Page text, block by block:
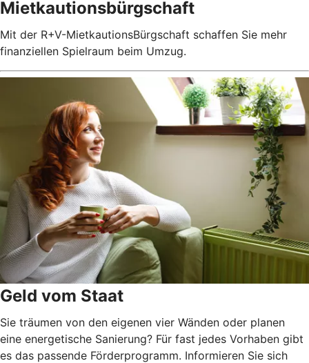
Mietkautionsbürgschaft
Mit der R+V-MietkautionsBürgschaft schaffen Sie mehr
finanziellen Spielraum beim Umzug.
Geld vom Staat
Sie träumen von den eigenen vier Wänden oder planen
eine energetische Sanierung? Für fast jedes Vorhaben gibt
es das passende Förderprogramm. Informieren Sie sich